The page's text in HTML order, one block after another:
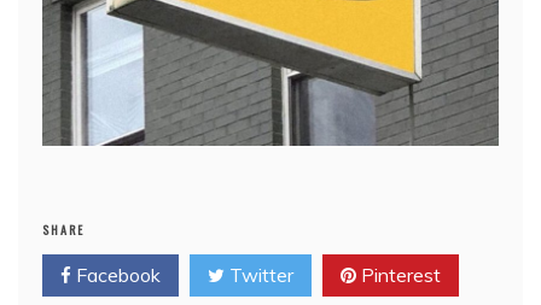
SHARE
Facebook Twitter Pinterest